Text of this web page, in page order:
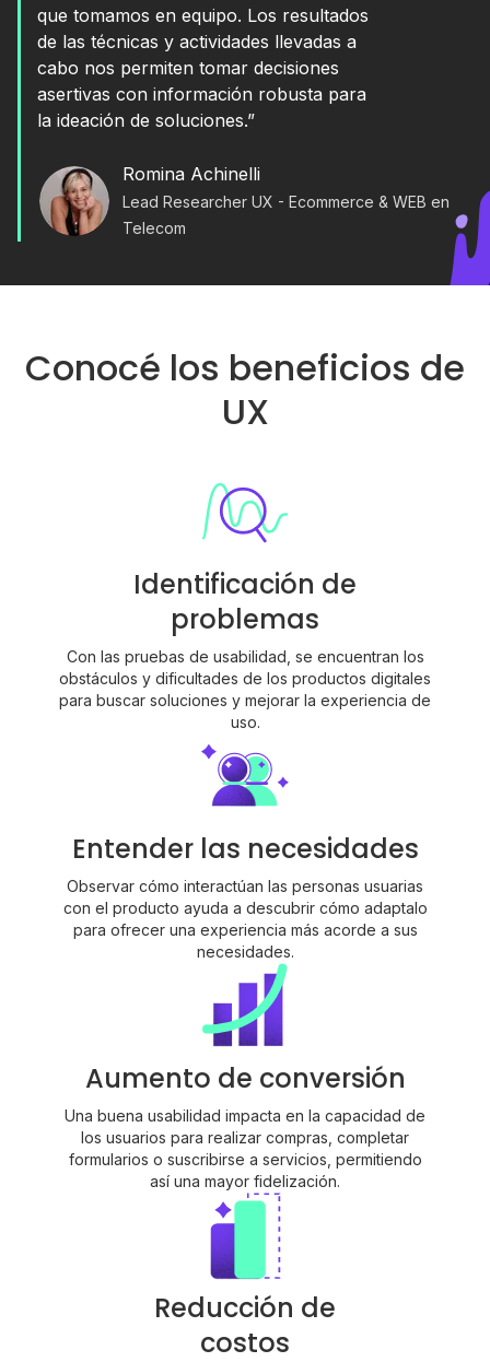
que tomamos en equipo. Los resultados
de las técnicas y actividades llevadas a
cabo nos permiten tomar decisiones
asertivas con información robusta para
la ideación de soluciones.”
Romina Achinelli
Lead Researcher UX - Ecommerce & WEB en
Telecom
Conocé los beneficios de
UX
Identificación de
problemas
Con las pruebas de usabilidad, se encuentran los
obstáculos y dificultades de los productos digitales
para buscar soluciones y mejorar la experiencia de
uso.
Entender las necesidades
Observar cómo interactúan las personas usuarias
con el producto ayuda a descubrir cómo adaptalo
para ofrecer una experiencia más acorde a sus
necesidades.
Aumento de conversión
Una buena usabilidad impacta en la capacidad de
los usuarios para realizar compras, completar
formularios o suscribirse a servicios, permitiendo
así una mayor fidelización.
Reducción de
costos